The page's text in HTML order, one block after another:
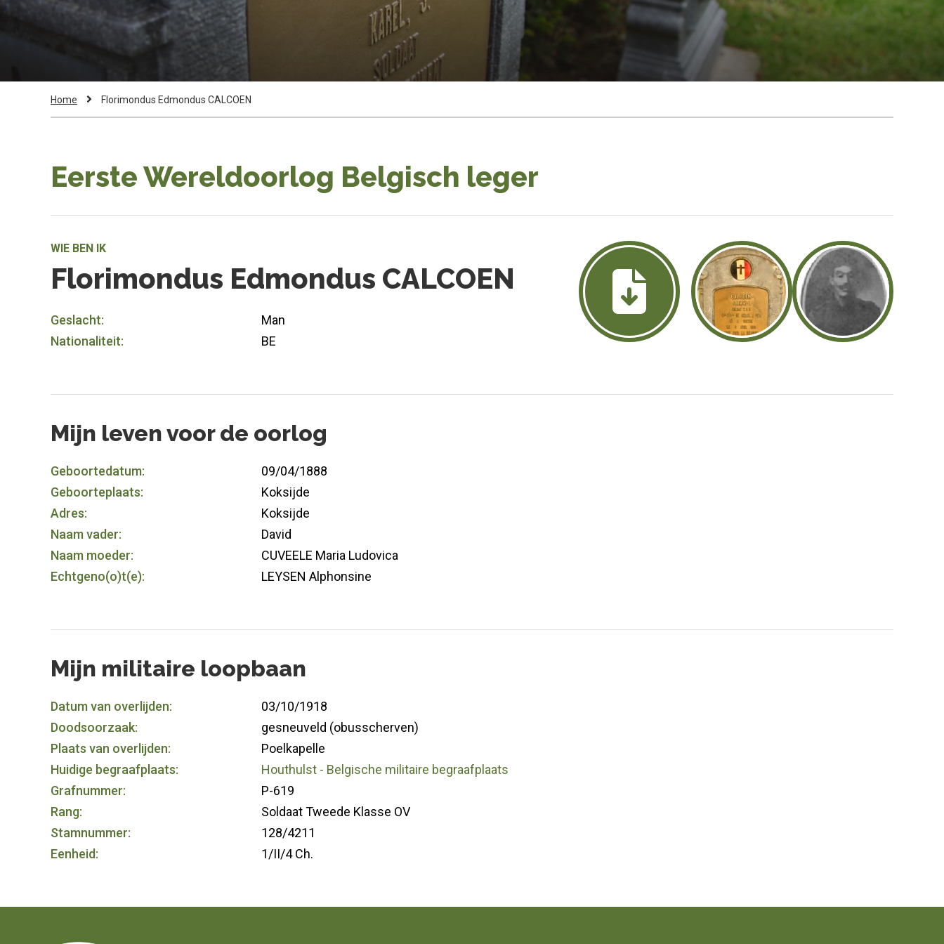
Kruimelpad
Home
Current
Florimondus Edmondus CALCOEN
Eerste Wereldoorlog Belgisch leger
WIE BEN IK
Florimondus Edmondus CALCOEN
Geslacht:
Man
Nationaliteit:
BE
Mijn leven voor de oorlog
Geboortedatum:
09/04/1888
Geboorteplaats:
Koksijde
Adres:
Koksijde
Naam vader:
David
Naam moeder:
CUVEELE Maria Ludovica
Echtgeno(o)t(e):
LEYSEN Alphonsine
Mijn militaire loopbaan
Datum van overlijden:
03/10/1918
Doodsoorzaak:
gesneuveld (obusscherven)
Plaats van overlijden:
Poelkapelle
Huidige begraafplaats:
Houthulst - Belgische militaire begraafplaats
Grafnummer:
P-619
Rang:
Soldaat Tweede Klasse OV
Stamnummer:
128/4211
Eenheid:
1/II/4 Ch.